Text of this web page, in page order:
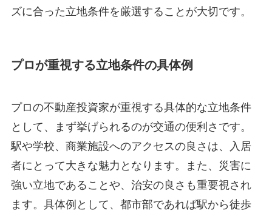
ズに合った立地条件を厳選することが大切です。
プロが重視する立地条件の具体例
プロの不動産投資家が重視する具体的な立地条件
として、まず挙げられるのが交通の便利さです。
駅や学校、商業施設へのアクセスの良さは、入居
者にとって大きな魅力となります。また、災害に
強い立地であることや、治安の良さも重要視され
ます。具体例として、都市部であれば駅から徒歩